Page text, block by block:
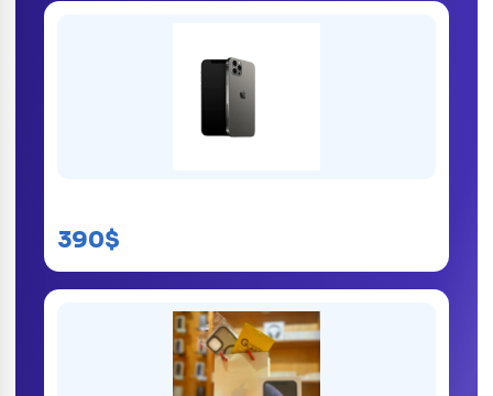
390$